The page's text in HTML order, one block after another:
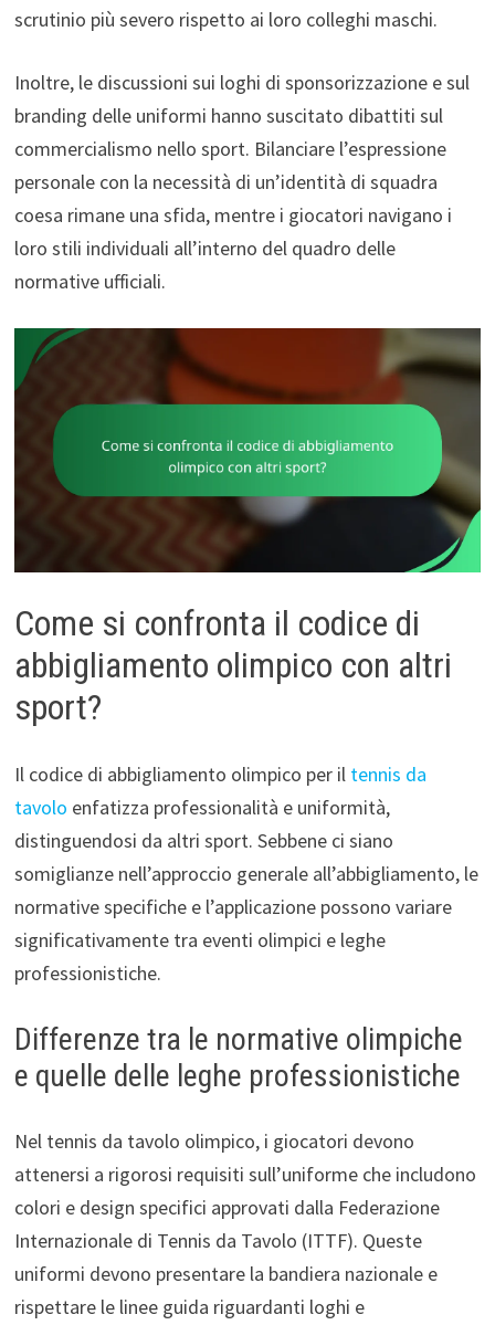
scrutinio più severo rispetto ai loro colleghi maschi.
Inoltre, le discussioni sui loghi di sponsorizzazione e sul
branding delle uniformi hanno suscitato dibattiti sul
commercialismo nello sport. Bilanciare l’espressione
personale con la necessità di un’identità di squadra
coesa rimane una sfida, mentre i giocatori navigano i
loro stili individuali all’interno del quadro delle
normative ufficiali.
Come si confronta il codice di
abbigliamento olimpico con altri
sport?
Il codice di abbigliamento olimpico per il tennis da
tavolo enfatizza professionalità e uniformità,
distinguendosi da altri sport. Sebbene ci siano
somiglianze nell’approccio generale all’abbigliamento, le
normative specifiche e l’applicazione possono variare
significativamente tra eventi olimpici e leghe
professionistiche.
Differenze tra le normative olimpiche
e quelle delle leghe professionistiche
Nel tennis da tavolo olimpico, i giocatori devono
attenersi a rigorosi requisiti sull’uniforme che includono
colori e design specifici approvati dalla Federazione
Internazionale di Tennis da Tavolo (ITTF). Queste
uniformi devono presentare la bandiera nazionale e
rispettare le linee guida riguardanti loghi e